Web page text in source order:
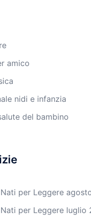
amico
nidi e infanzia
del bambino
per Leggere
per Leggere luglio